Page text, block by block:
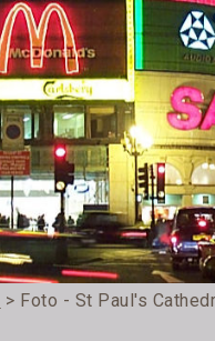
> Foto - St Paul's